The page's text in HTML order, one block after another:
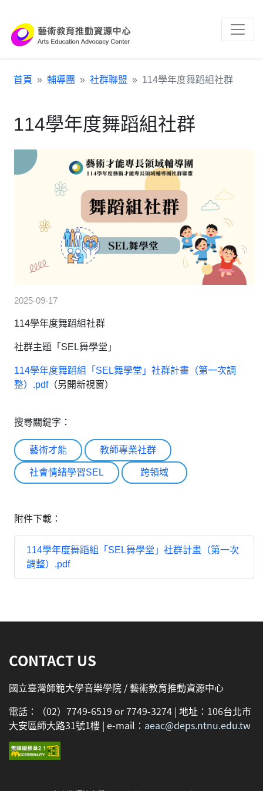
首頁 輔導團 社群聯盟 114學年度舞蹈組社群
114學年度舞蹈組社群
2025-09-17
114學年度舞蹈組社群
社群主題「SEL舞學堂」
114學年度舞蹈組「SEL舞學堂」社群計畫（第一次調
整）.pdf（另開新視窗）
搜尋關鍵字：
藝術才能 教師專業社群
社會情緒學習SEL 跨領域
附件下載：
114學年度舞蹈組「SEL舞學堂」社群計畫（第一次
調整）.pdf
CONTACT US
國立臺灣師範大學音樂學院 / 藝術教育推動資源中心
電話：（02）7749-6519 or 7749-3274 | 地址：106台北市
大安區師大路31號1樓 | e-mail： aeac@deps.ntnu.edu.tw